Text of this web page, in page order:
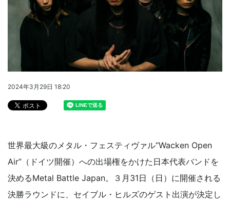
2024年3月29日 18:20
世界最大級のメタル・フェスティヴァル“Wacken Open
Air”（ドイツ開催）への出場権をかけた日本代表バンドを
決めるMetal Battle Japan。３月31日（日）に開催される
決勝ラウンドに、セイブル・ヒルズのゲスト出演が決定し